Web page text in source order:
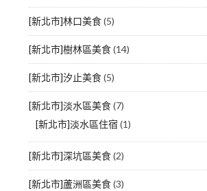
[新北市]林口美食(5)
[新北市]樹林區美食(14)
[新北市]汐止美食(5)
[新北市]淡水區美食(7)
[新北市]淡水區住宿 (1)
[新北市]深坑區美食(2)
[新北市]蘆洲區美食(3)